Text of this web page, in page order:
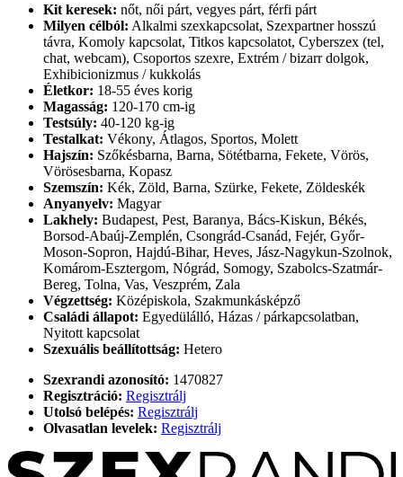
Kit keresek: nőt, női párt, vegyes párt, férfi párt
Milyen célból: Alkalmi szexkapcsolat, Szexpartner hosszú
távra, Komoly kapcsolat, Titkos kapcsolatot, Cyberszex (tel,
chat, webcam), Csoportos szexre, Extrém / bizarr dolgok,
Exhibicionizmus / kukkolás
Életkor: 18-55 éves korig
Magasság: 120-170 cm-ig
Testsúly: 40-120 kg-ig
Testalkat: Vékony, Átlagos, Sportos, Molett
Hajszín: Szőkésbarna, Barna, Sötétbarna, Fekete, Vörös,
Vörösesbarna, Kopasz
Szemszín: Kék, Zöld, Barna, Szürke, Fekete, Zöldeskék
Anyanyelv: Magyar
Lakhely: Budapest, Pest, Baranya, Bács-Kiskun, Békés,
Borsod-Abaúj-Zemplén, Csongrád-Csanád, Fejér, Győr-
Moson-Sopron, Hajdú-Bihar, Heves, Jász-Nagykun-Szolnok,
Komárom-Esztergom, Nógrád, Somogy, Szabolcs-Szatmár-
Bereg, Tolna, Vas, Veszprém, Zala
Végzettség: Középiskola, Szakmunkásképző
Családi állapot: Egyedülálló, Házas / párkapcsolatban,
Nyitott kapcsolat
Szexuális beállítottság: Hetero
Szexrandi azonosító: 1470827
Regisztráció: Regisztrálj
Utolsó belépés: Regisztrálj
Olvasatlan levelek: Regisztrálj